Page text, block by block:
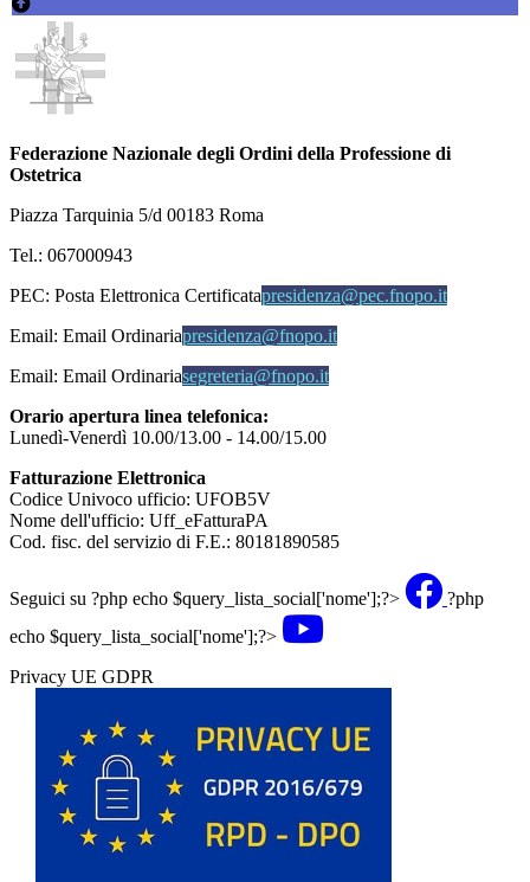
Federazione Nazionale degli Ordini della Professione di
Ostetrica
Piazza Tarquinia 5/d 00183 Roma
Tel.: 067000943
PEC: Posta Elettronica Certificatapresidenza@pec.fnopo.it
Email: Email Ordinariapresidenza@fnopo.it
Email: Email Ordinariasegreteria@fnopo.it
Orario apertura linea telefonica:
Lunedì-Venerdì 10.00/13.00 - 14.00/15.00
Fatturazione Elettronica
Codice Univoco ufficio: UFOB5V
Nome dell'ufficio: Uff_eFatturaPA
Cod. fisc. del servizio di F.E.: 80181890585
Seguici su ?php echo $query_lista_social['nome'];?>
?php
echo $query_lista_social['nome'];?>
Privacy UE GDPR